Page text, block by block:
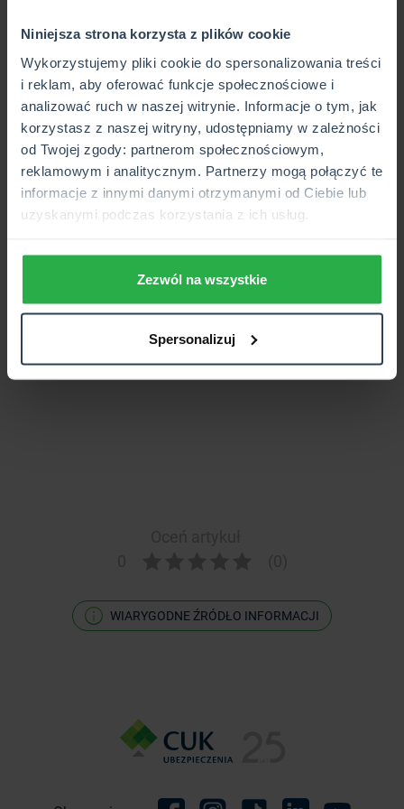
Niniejsza strona korzysta z plików cookie
Wykorzystujemy pliki cookie do spersonalizowania treści
i reklam, aby oferować funkcje społecznościowe i
analizować ruch w naszej witrynie. Informacje o tym, jak
korzystasz z naszej witryny, udostępniamy w zależności
od Twojej zgody: partnerom społecznościowym,
reklamowym i analitycznym. Partnerzy mogą połączyć te
informacje z innymi danymi otrzymanymi od Ciebie lub
uzyskanymi podczas korzystania z ich usług.
Zezwól na wszystkie
Spersonalizuj
Kobiałka 37!
WIARYGODNE ŹRÓDŁO INFORMACJI